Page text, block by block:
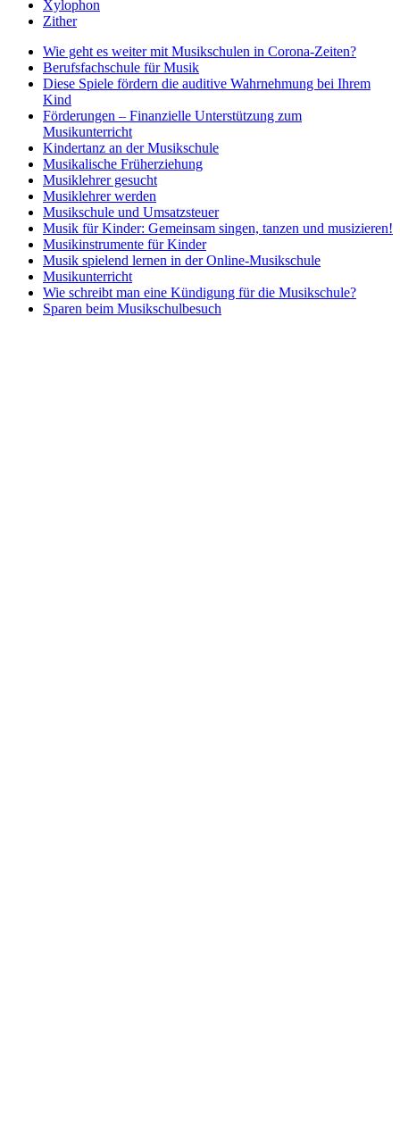
Xylophon
Zither
Wie geht es weiter mit Musikschulen in Corona-Zeiten?
Berufsfachschule für Musik
Diese Spiele fördern die auditive Wahrnehmung bei Ihrem
Kind
Förderungen – Finanzielle Unterstützung zum
Musikunterricht
Kindertanz an der Musikschule
Musikalische Früherziehung
Musiklehrer gesucht
Musiklehrer werden
Musikschule und Umsatzsteuer
Musik für Kinder: Gemeinsam singen, tanzen und musizieren!
Musikinstrumente für Kinder
Musik spielend lernen in der Online-Musikschule
Musikunterricht
Wie schreibt man eine Kündigung für die Musikschule?
Sparen beim Musikschulbesuch